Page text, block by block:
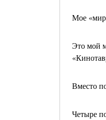
Мое
Это мой
Вместо
Четыре